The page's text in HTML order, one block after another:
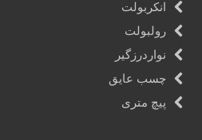
انکربولت
رولبولت
نواردرزگیر
چسب عایق
پیچ متری